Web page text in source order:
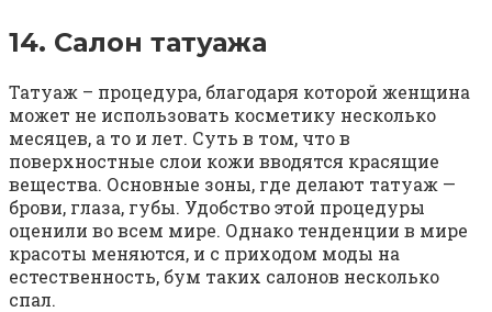
14. Салон татуажа
Татуаж – процедура, благодаря которой женщина
может не использовать косметику несколько
месяцев, а то и лет. Суть в том, что в
поверхностные слои кожи вводятся красящие
вещества. Основные зоны, где делают татуаж —
брови, глаза, губы. Удобство этой процедуры
оценили во всем мире. Однако тенденции в мире
красоты меняются, и с приходом моды на
естественность, бум таких салонов несколько
спал.